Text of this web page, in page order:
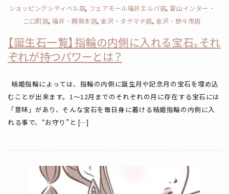
ショッピングシティベル店, フェアモール福井エルパ店, 富山インター・
二口町店,福井・開発本店,金沢・タテマチ店,金沢・野々市店
【誕生石一覧】指輪の内側に入れる宝石。それ
ぞれが持つパワーとは？
結婚指輪によっては、指輪の内側に誕生月や記念月の宝石を埋め込
むことが出来ます。1～12月までのそれぞれの月に存在する宝石には
「意味」があり、そんな宝石を毎日身に着ける結婚指輪の内側に入
れる事で、“お守り”と […]